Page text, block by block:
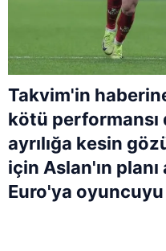
Takvim'in
kötü performansı
ayrılığa kesin
için Aslan'ın
Euro'ya